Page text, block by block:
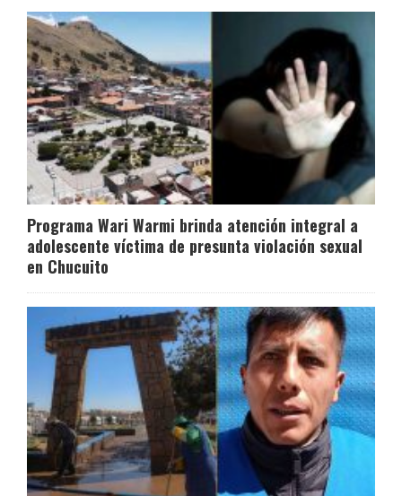
Programa Wari Warmi brinda atención integral a
adolescente víctima de presunta violación sexual
en Chucuito